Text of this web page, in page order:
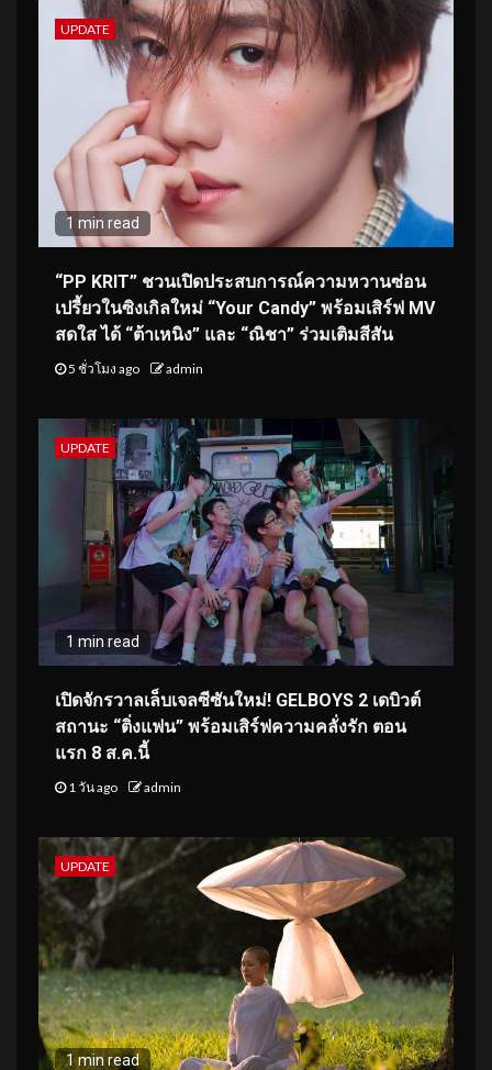
UPDATE
1 min read
“PP KRIT” ชวนเปิดประสบการณ์ความหวานซ่อน
เปรี้ยวในซิงเกิลใหม่ “Your Candy” พร้อมเสิร์ฟ MV
สดใส ได้ “ต้าเหนิง” และ “ณิชา” ร่วมเติมสีสัน
5 ชั่วโมง ago admin
UPDATE
1 min read
เปิดจักรวาลเล็บเจลซีซันใหม่! GELBOYS 2 เดบิวต์
สถานะ “ติ่งแฟน” พร้อมเสิร์ฟความคลั่งรัก ตอน
แรก 8 ส.ค.นี้
1 วัน ago admin
UPDATE
1 min read